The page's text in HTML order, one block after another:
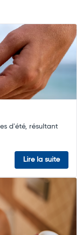
d'été, résultant
Lire la suite